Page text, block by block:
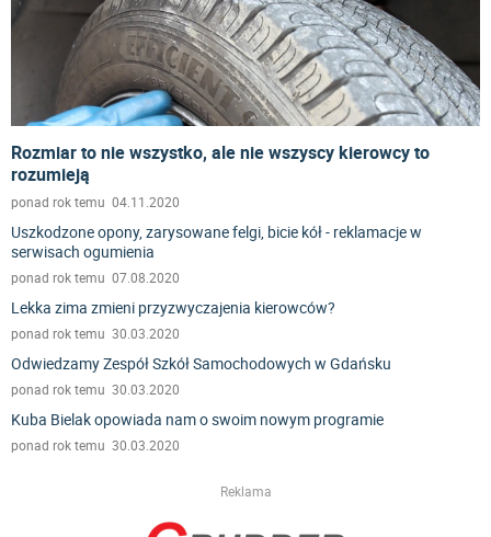
Rozmiar to nie wszystko, ale nie wszyscy kierowcy to
rozumieją
ponad rok temu 04.11.2020
Uszkodzone opony, zarysowane felgi, bicie kół - reklamacje w
serwisach ogumienia
ponad rok temu 07.08.2020
Lekka zima zmieni przyzwyczajenia kierowców?
ponad rok temu 30.03.2020
Odwiedzamy Zespół Szkół Samochodowych w Gdańsku
ponad rok temu 30.03.2020
Kuba Bielak opowiada nam o swoim nowym programie
ponad rok temu 30.03.2020
Reklama